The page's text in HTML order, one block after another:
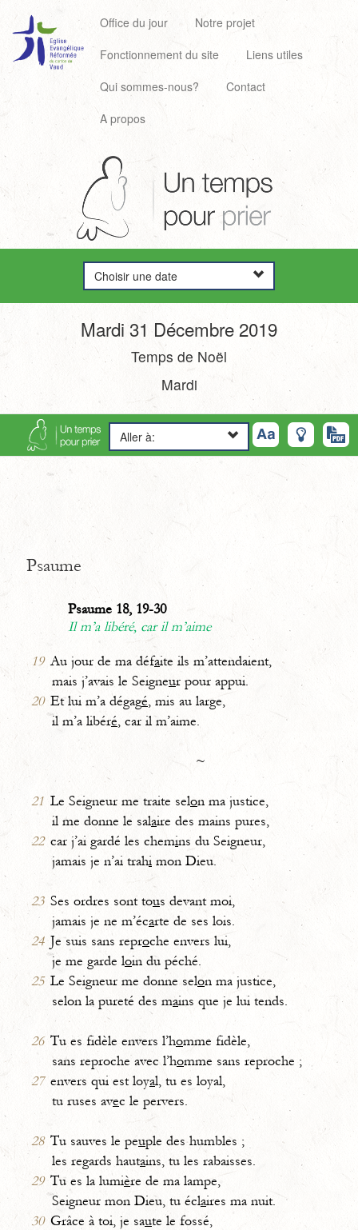
Office du jour
Notre projet
Fonctionnement du site
Liens utiles
Qui sommes-nous?
Contact
A propos
Choisir une date
Mardi 31 Décembre 2019
Temps de Noël
Mardi
Aller à:
Psaume
Psaume 18, 19-30
Il m’a libéré, car il m’aime
19 Au jour de ma défaite ils m’attendaient,
mais j’avais le Seigneur pour appui.
20 Et lui m’a dégagé, mis au large,
il m’a libéré, car il m’aime.
~
21 Le Seigneur me traite selon ma justice,
il me donne le salaire des mains pures,
22 car j’ai gardé les chemins du Seigneur,
jamais je n’ai trahi mon Dieu.
23 Ses ordres sont tous devant moi,
jamais je ne m’écarte de ses lois.
24 Je suis sans reproche envers lui,
je me garde loin du péché.
25 Le Seigneur me donne selon ma justice,
selon la pureté des mains que je lui tends.
26 Tu es fidèle envers l’homme fidèle,
sans reproche avec l’homme sans reproche ;
27 envers qui est loyal, tu es loyal,
tu ruses avec le pervers.
28 Tu sauves le peuple des humbles ;
les regards hautains, tu les rabaisses.
29 Tu es la lumière de ma lampe,
Seigneur mon Dieu, tu éclaires ma nuit.
30 Grâce à toi, je saute le fossé,